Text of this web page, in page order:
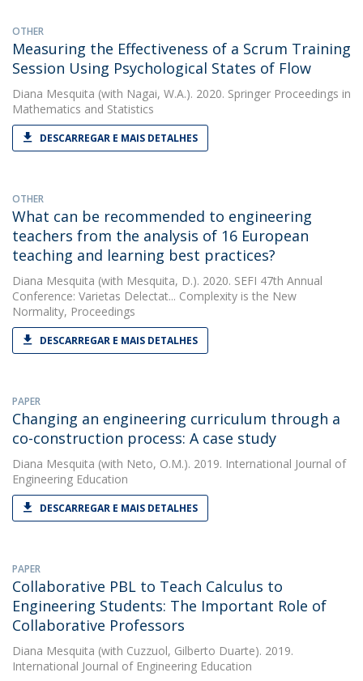
OTHER
Measuring the Effectiveness of a Scrum Training
Session Using Psychological States of Flow
Diana Mesquita (with Nagai, W.A.). 2020. Springer Proceedings in
Mathematics and Statistics
DESCARREGAR E MAIS DETALHES
OTHER
What can be recommended to engineering
teachers from the analysis of 16 European
teaching and learning best practices?
Diana Mesquita (with Mesquita, D.). 2020. SEFI 47th Annual
Conference: Varietas Delectat... Complexity is the New
Normality, Proceedings
DESCARREGAR E MAIS DETALHES
PAPER
Changing an engineering curriculum through a
co-construction process: A case study
Diana Mesquita (with Neto, O.M.). 2019. International Journal of
Engineering Education
DESCARREGAR E MAIS DETALHES
PAPER
Collaborative PBL to Teach Calculus to
Engineering Students: The Important Role of
Collaborative Professors
Diana Mesquita (with Cuzzuol, Gilberto Duarte). 2019.
International Journal of Engineering Education